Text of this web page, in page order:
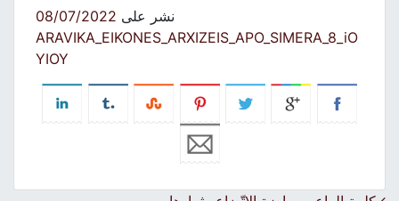
نشر على08/07/2022
ARAVIKA_EIKONES_ARXIZEIS_APO_SIMERA_8_iO
YIOY